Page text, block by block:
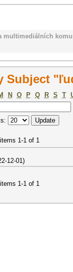
multimediálních
Subject
N O P Q R S T
1-1 of 1
12-01)
1-1 of 1